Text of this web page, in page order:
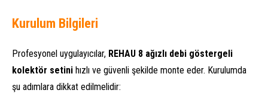
Kurulum Bilgileri
Profesyonel uygulayıcılar, REHAU 8 ağızlı debi göstergeli
kolektör setini hızlı ve güvenli şekilde monte eder. Kurulumda
şu adımlara dikkat edilmelidir: